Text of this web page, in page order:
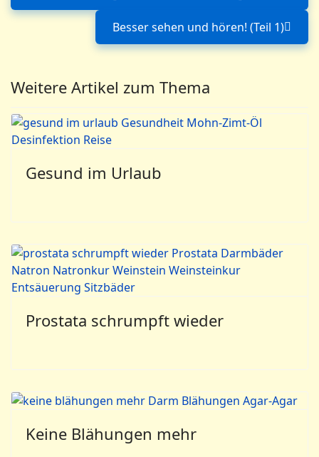
Nächster Beitrag:
Besser sehen und hören! (Teil 1)
Weitere Artikel zum Thema
Gesund im Urlaub
Prostata schrumpft wieder
Keine Blähungen mehr